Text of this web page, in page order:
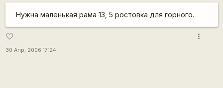
Нужна маленькая рама 13, 5 ростовка для горного.
favorite_border
30 Апр, 2006 17:24
more_vert